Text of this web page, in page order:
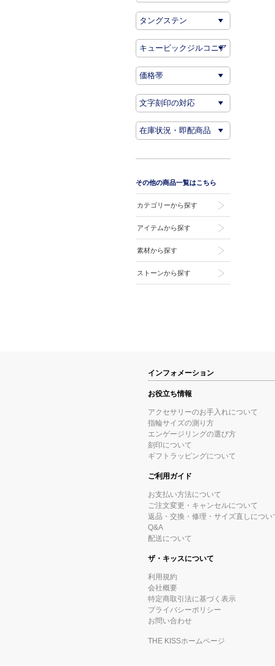
その他の商品一覧はこちら
カテゴリーから探す
アイテムから探す
素材から探す
ストーンから探す
インフォメーション
お役立ち情報
アクセサリーのお手入れについて
指輪サイズの測り方
エンゲージリングの選び方
刻印について
ギフトラッピングについて
ご利用ガイド
お支払い方法について
ご注文変更・キャンセルについて
返品・交換・修理・サイズ直しについ
Q&A
配送について
ザ・キッスについて
利用規約
会社概要
特定商取引法に基づく表示
プライバシーポリシー
お問い合わせ
THE KISSホームページ